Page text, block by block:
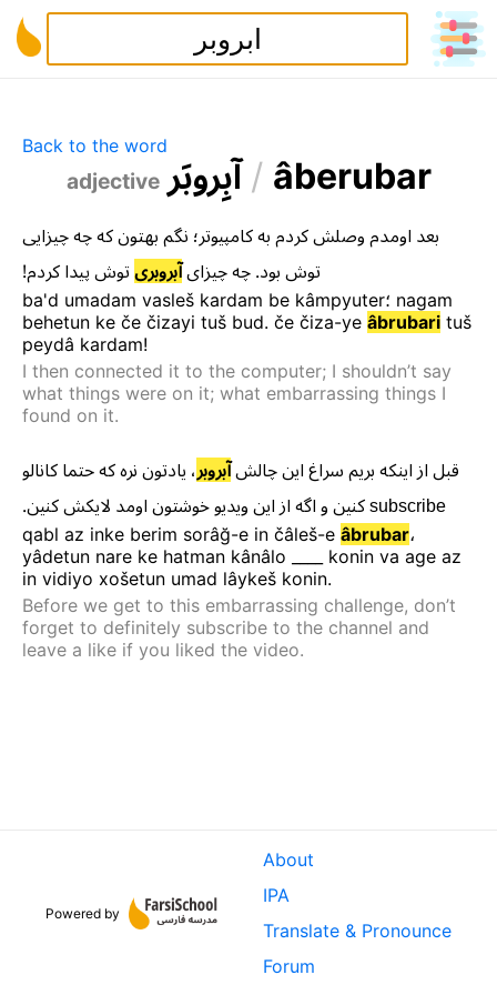
Back to the word
adjective ابروبر / âberubar
بعد اومدم وصلشکردم بهکامپیوتر؛ نگم بهتونکهچهچیزایی
توش بود. چهچیزایآبروبری توش پیدا کردم!
ba'd umadam vasleš kardam be kâmpyuter nagam
behetun ke če čizayi tuš bud. če čiza-ye âbrubari tuš
peydâ kardam!
I then connected it to the computer; I shouldn’t say
what things were on it; what embarrassing things I
found on it.
قبل از اینکه بریم سراغ اینچالشآبروبر ، یادتون نرهکهحتما کانالو
subscribeکنین و اگه از این ویدیوخوشتون اومد لایکشکنین.
qabl az inke berim sorâğ-e in čâleš-e âbrubar،
yâdetun nare ke hatman kânâlo konin va age az
in vidiyo xošetun umad lâykeš konin.
Before we get to this embarrassing challenge, don’t
forget to definitely subscribe to the channel and
leave a like if you liked the video.
Powered by
About
IPA
Translate & Pronounce
Forum